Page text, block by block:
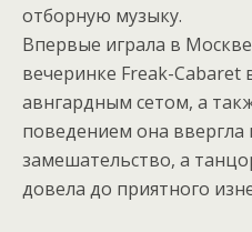
отборную музыку.
Впервые играла в
вечеринке Freak-Cabaret
авнгардным сетом, а
поведением она ввергла
замешательство, а
довела до приятного